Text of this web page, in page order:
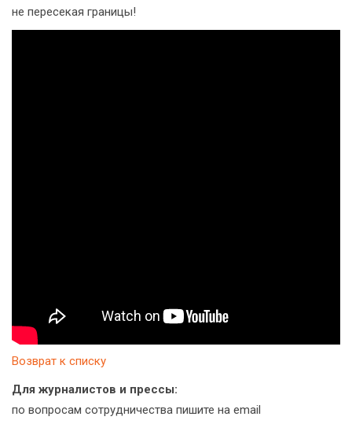
не пересекая границы!
Возврат к списку
Для журналистов и прессы:
по вопросам сотрудничества пишите на email